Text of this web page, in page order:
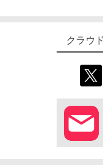
クラウ